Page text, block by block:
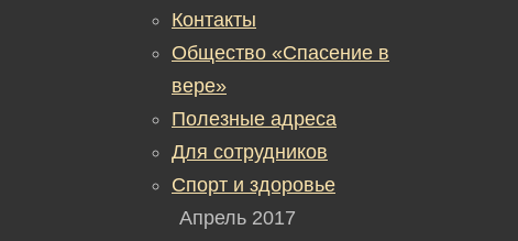
Контакты
Общество «Спасение в
вере»
Полезные адреса
Для сотрудников
Спорт и здоровье
Апрель 2017